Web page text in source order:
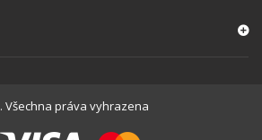
. Všechna práva vyhrazena